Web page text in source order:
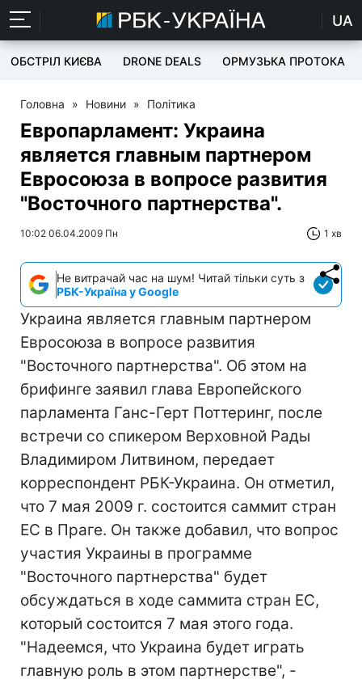
UA
ОБСТРІЛ КИЄВА DRONE DEALS ОРМУЗЬКА ПРОТОКА
Головна » Новини » Політика
Европарламент: Украина
является главным партнером
Евросоюза в вопросе развития
"Восточного партнерства".
10:02 06.04.2009 Пн 1 хв
Не витрачай час на шум! Читай тільки суть з
РБК-Україна у Google
Украина является главным партнером
Евросоюза в вопросе развития
"Восточного партнерства". Об этом на
брифинге заявил глава Европейского
парламента Ганс-Герт Поттеринг, после
встречи со спикером Верховной Рады
Владимиром Литвином, передает
корреспондент РБК-Украина. Он отметил,
что 7 мая 2009 г. состоится саммит стран
ЕС в Праге. Он также добавил, что вопрос
участия Украины в программе
"Восточного партнерства" будет
обсуждаться в ходе саммита стран ЕС,
который состоится 7 мая этого года.
"Надеемся, что Украина будет играть
главную роль в этом партнерстве", -